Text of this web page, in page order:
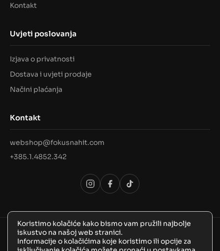
Kontakt
Uvjeti poslovanja
Izjava o privatnosti
Dostava i uvjeti prodaje
Načini plaćanja
Kontakt
webshop@fokusnahit.com
+385.1.4852.342
© 2026 Sva prava pridržana, FokusNaHit!
Koristimo kolačiće kako bismo vam pružili najbolje
iskustvo na našoj web stranici.
Informacije o kolačićima koje koristimo ili opcije za